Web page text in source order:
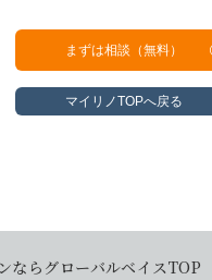
まずは相談（無料）
マイリノTOPへ戻る
ならグローバルベイスTOP